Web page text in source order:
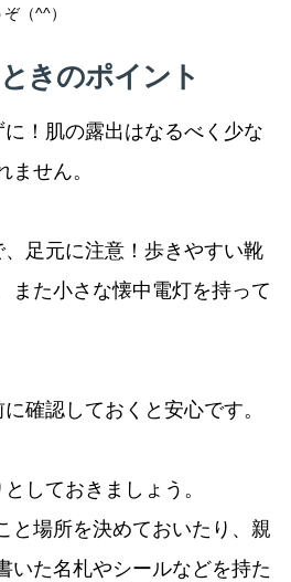
（^^）
きのポイント
！肌の露出はなるべく少な
ません。
足元に注意！歩きやすい靴
また小さな懐中電灯を持って
確認しておくと安心です。
しておきましょう。
と場所を決めておいたり、親
いた名札やシールなどを持た